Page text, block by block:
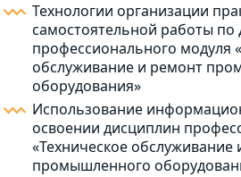
Технологии организации
самостоятельной работы по
профессионального модуля
обслуживание и ремонт
оборудования»
Использование
освоении дисциплин
«Техническое обслуживание
промышленного